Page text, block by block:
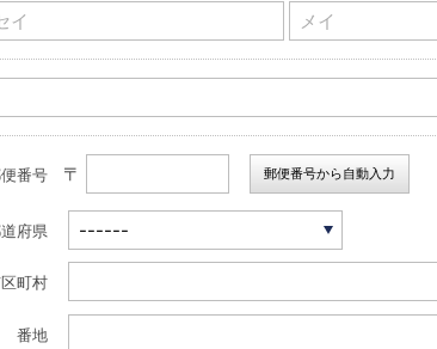
番号 〒 郵便番号から自動入力
府県
町村
番地